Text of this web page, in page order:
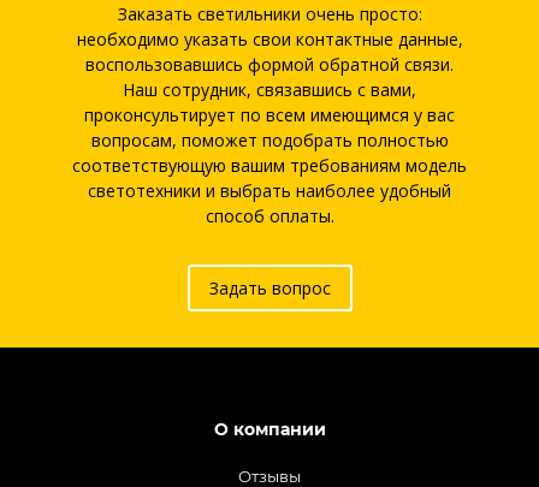
Заказать светильники очень просто:
необходимо указать свои контактные данные,
воспользовавшись формой обратной связи.
Наш сотрудник, связавшись с вами,
проконсультирует по всем имеющимся у вас
вопросам, поможет подобрать полностью
соответствующую вашим требованиям модель
светотехники и выбрать наиболее удобный
способ оплаты.
Задать вопрос
О компании
Отзывы